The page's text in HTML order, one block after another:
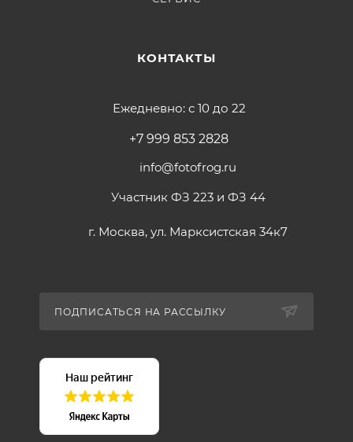
КОНТАКТЫ
Ежедневно: с 10 до 22
+7 999 853 2828
info@fotofrog.ru
Участник ФЗ 223 и ФЗ 44
г. Москва, ул. Марксистская 34к7
ПОДПИСАТЬСЯ НА РАССЫЛКУ